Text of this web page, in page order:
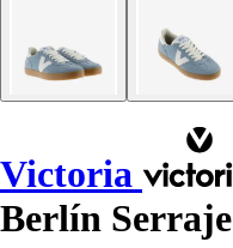
Victoria
Berlín Serraje